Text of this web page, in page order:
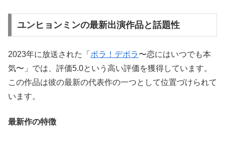
ユンヒョンミンの最新出演作品と話題性
2023年に放送された「 ボラ！デボラ〜恋にはいつでも本
気〜」では、評価5.0という高い評価を獲得しています。
この作品は彼の最新の代表作の一つとして位置づけられて
います。
最新作の特徴